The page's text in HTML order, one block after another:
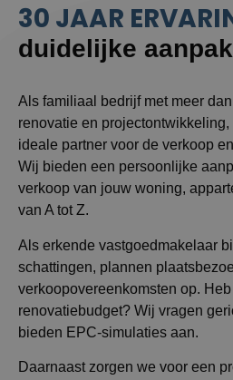
30 JAAR
duidelijke aanpak
Als familiaal bedrijf met meer
renovatie en
ideale partner voor de verkoop
Wij bieden een persoonlijke
verkoop van jouw woning,
van A tot Z.
Als erkende vastgoedmakelaar
schattingen, plannen
verkoopovereenkomsten op.
renovatiebudget? Wij vragen
bieden EPC-simulaties aan.
Daarnaast zorgen we voor een